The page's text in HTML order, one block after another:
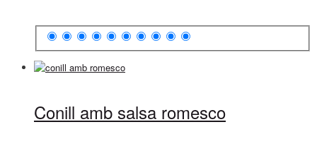
Conill amb salsa romesco